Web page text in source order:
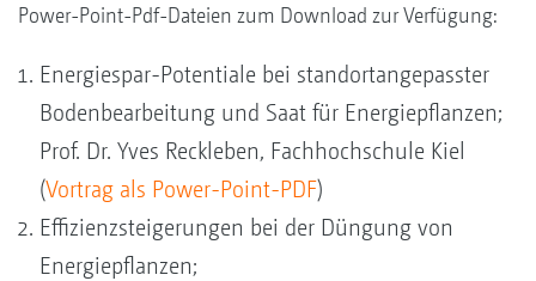
Power-Point-Pdf-Dateien zum Download zur Verfügung:
Energiespar-Potentiale bei standortangepasster
Bodenbearbeitung und Saat für Energiepflanzen;
Prof. Dr. Yves Reckleben, Fachhochschule Kiel
(Vortrag als Power-Point-PDF)
Effizienzsteigerungen bei der Düngung von
Energiepflanzen;